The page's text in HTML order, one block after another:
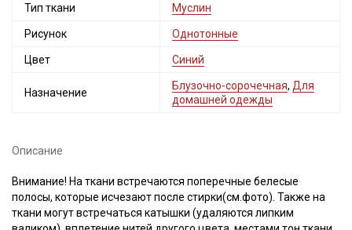
Тип ткани Муслин
Рисунок Однотонные
Цвет Синий
Назначение
Блузочно-сорочечная, Для
домашней одежды
Описание
Внимание! На ткани встречаются поперечные белесые
полосы, которые исчезают после стирки(см.фото). Также на
ткани могут встречаться катышки (удаляются липким